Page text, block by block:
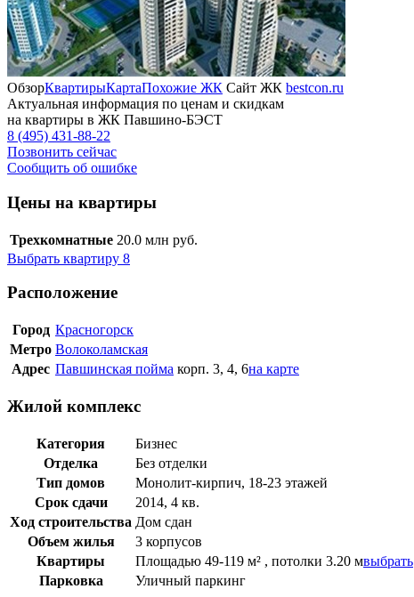
ОбзорКвартирыКартаПохожие ЖК Сайт ЖК bestcon.ru
Актуальная информация по ценам и скидкам
на квартиры в ЖК Павшино-БЭСТ
8 (495) 431-88-22
Позвонить сейчас
Сообщить об ошибке
Цены на квартиры
Трехкомнатные 20.0 млн руб.
Выбрать квартиру 8
Расположение
Город Красногорск
Метро Волоколамская
Адрес Павшинская пойма корп. 3, 4, 6на карте
Жилой комплекс
Категория
Бизнес
Отделка
Без отделки
Тип домов
Монолит-кирпич, 18-23 этажей
Срок сдачи
2014, 4 кв.
Ход строительства Дом сдан
Объем жилья
3 корпусов
Квартиры
Площадью 49-119 м² , потолки 3.20 мвыбрать
Парковка
Уличный паркинг